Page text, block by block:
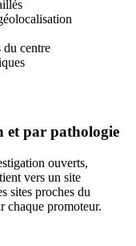
du centre
et par pathologie
ouverts,
vers un site
sites proches du
chaque promoteur.